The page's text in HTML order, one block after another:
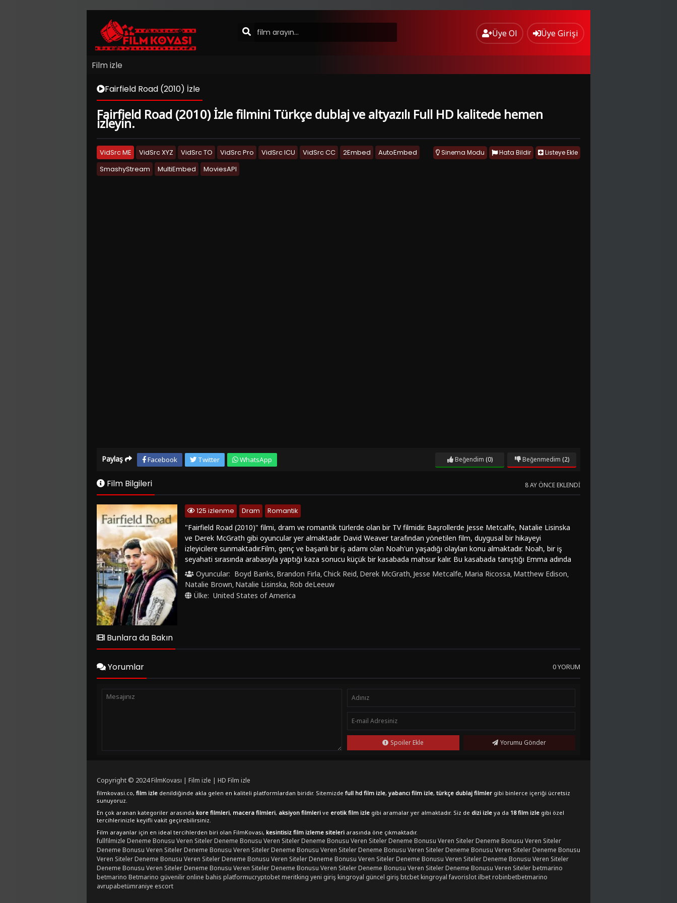
Üye Ol Üye Girişi
Film izle
Fairfield Road (2010) İzle
Fairfield Road (2010) İzle filmini Türkçe dublaj ve altyazılı Full HD kalitede hemen
izleyin.
VidSrc ME VidSrc XYZ VidSrc TO VidSrc Pro VidSrc ICU VidSrc CC 2Embed
AutoEmbed
SmashyStream
MultiEmbed MoviesAPI
Listeye Ekle
Hata Bildir
Sinema Modu
Paylaş Facebook Twitter WhatsApp Beğendim (0) Beğenmedim (2)
Film Bilgileri 8 AY ÖNCE EKLENDI
125 izlenme Dram
Romantik
"Fairfield Road (2010)" filmi, dram ve romantik türlerde olan bir TV filmidir. Başrollerde Jesse Metcalfe, Natalie Lisinska
ve Derek McGrath gibi oyuncular yer almaktadır. David Weaver tarafından yönetilen film, duygusal bir hikayeyi
izleyicilere sunmaktadır.Film, genç ve başarılı bir iş adamı olan Noah'un yaşadığı olayları konu almaktadır. Noah, bir iş
seyahati sırasında arabasıyla yaptığı kaza sonucu küçük bir kasabada mahsur kalır. Bu kasabada tanıştığı Emma adında
bir kadınla aralarında özel bir bağ oluşmaya başlar. İkilinin arasındaki ilişki, beklenmedik gelişmelerle dolu bir şekilde
ilerler ve izleyicileri duygusal bir yolculuğa çıkarır."Fairfield Road", sade ve etkileyici hikayesiyle dikkat çekmektedir. Jesse
Metcalfe ve Natalie Lisinska'nın başarılı performansları, filmi izlemeye değer kılan unsurlardan biridir. Ayrıca, filmdeki
kasaba atmosferi ve doğal çekimler de izleyicilere gerçekçi bir deneyim sunmaktadır.Bu duygusal ve romantik filmi
Oyuncular: Boyd Banks, Brandon Firla,Chick Reid, Derek McGrath, Jesse Metcalfe, Maria Ricossa, Matthew Edison,
Natalie Brown, Natalie Lisinska, Rob deLeeuw
Ülke: United States of America
Bunlara da Bakın
Yorumlar 0 YORUM
Spoiler Ekle Yorumu Gönder
Copyright © 2024FilmKovası | Film izle | HD Film izle
filmkovasi.co, film izle denildiğinde akla gelen en kaliteli platformlardan biridir. Sitemizde full hd film izle, yabancı film izle, türkçe dublaj filmler gibi binlerce içeriği ücretsiz
sunuyoruz.
En çok aranan kategoriler arasında kore filmleri, macera filmleri, aksiyon filmleri ve erotik film izle gibi aramalar yer almaktadır. Siz de dizi izle ya da 18 film izle gibi özel
tercihlerinizle keyifli vakit geçirebilirsiniz.
Film arayanlar için en ideal tercihlerden biri olan FilmKovası, kesintisiz film izleme siteleri arasında öne çıkmaktadır.
fullfilmizle Deneme Bonusu Veren SitelerDeneme Bonusu Veren SitelerDeneme Bonusu Veren SitelerDeneme Bonusu Veren SitelerDeneme Bonusu Veren Siteler
Deneme Bonusu Veren SitelerDeneme Bonusu Veren SitelerDeneme Bonusu Veren SitelerDeneme Bonusu Veren SitelerDeneme Bonusu Veren SitelerDeneme Bonusu
Veren SitelerDeneme Bonusu Veren SitelerDeneme Bonusu Veren SitelerDeneme Bonusu Veren SitelerDeneme Bonusu Veren SitelerDeneme Bonusu Veren Siteler
Deneme Bonusu Veren SitelerDeneme Bonusu Veren SitelerDeneme Bonusu Veren SitelerDeneme Bonusu Veren SitelerDeneme Bonusu Veren Sitelerbetmarino
betmarino Betmarino güvenilir online bahis platformucryptobetmeritking yeni girişkingroyal güncel girişbtcbetkingroyal favorislotilbetrobinbetbetmarino
avrupabetümraniye escort